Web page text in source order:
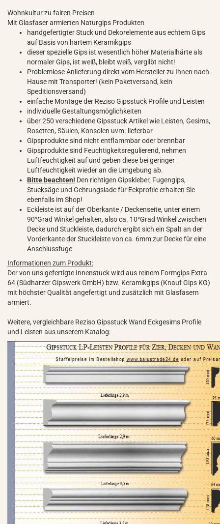
Wohnkultur zu fairen Preisen
Mit Glasfaser armierten Naturgips Produkten
handgefertigter Stuck und Dekorelemente aus echtem Gips
auf Basis von hartem Keramikgips
dieser spezielle Gips ist wesentlich höher Materialhärte als
normaler Gips, ist weiß, bleibt weiß, vergilbt nicht!
Problemlose Anlieferung direkt vom Hersteller zu Ihnen nach
Hause mit Transporter! (kein Paketversand, kein
Speditionsversand)
einfache Montage der Reziso Gipsstuck Profile und Leisten
individuelle Gestaltungsmöglichkeiten
über 250 verschiedene Gipsstuck Artikel wie Leisten, Gesims,
Rosetten, Säulen, Konsolen uvm. lieferbar
Gipsprodukte sind nicht entflammbar oder brennbar
Gipsprodukte sind Feuchtigkeitsregulierend, nehmen
Luftfeuchtigkeit auf und geben diese bei geringer
Luftfeuchtigkeit wieder an die Umgebung ab.
Bitte beachten! Den richtigen Gipskleber, Fugengips,
Stucksäge und Gehrungslade für Eckprofile erhalten Sie
ebenfalls im Shop!
Eckleiste ist auf der Oberkante / Deckenseite, unter einem
90°Grad Winkel gehalten, also ca. 10°Grad Winkel zwischen
Decke und Stuckleiste, dadurch ergibt sich ein Spalt an der
Vorderkante der Stuckleiste von ca. 6mm zur Decke für eine
Anschlussfuge
Informationen zum Produkt:
Der von uns gefertigte Innenstuck wird aus reinem Formgips Extra
64 (Südharzer Gipswerk GmbH) bzw. Keramikgips (Knauf Gips KG)
mit höchster Qualität angefertigt und zusätzlich mit Glasfasern
armiert.
Weitere, vergleichbare Reziso Gipsstuck Wand Eckgesims Profile
und Leisten aus unserem Katalog: